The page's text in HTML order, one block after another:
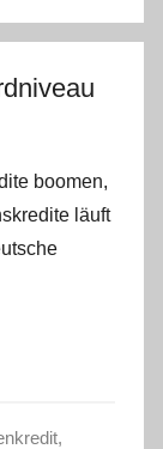
boomen,
läuft
,